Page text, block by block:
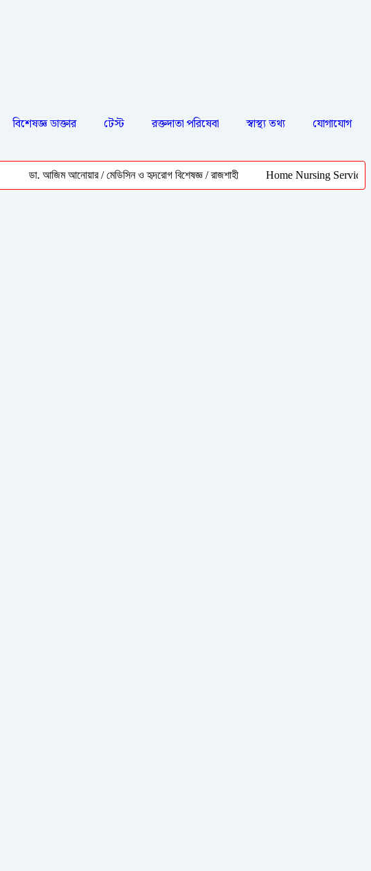
বিশেষজ্ঞ ডাক্তার টেস্ট রক্তদাতা পরিষেবা স্বাস্থ্য তথ্য যোগাযোগ
ডা. আজিম আনোয়ার / মেডিসিন ও হৃদরোগ বিশেষজ্ঞ / রাজশাহী Home Nursing Service Rajshahi